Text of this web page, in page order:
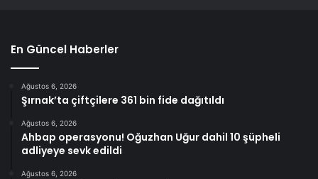
En Güncel Haberler
Ağustos 6, 2026
Şırnak’ta çiftçilere 361 bin fide dağıtıldı
Ağustos 6, 2026
Ahbap operasyonu! Oğuzhan Uğur dahil 10 şüpheli
adliyeye sevk edildi
Ağustos 6, 2026